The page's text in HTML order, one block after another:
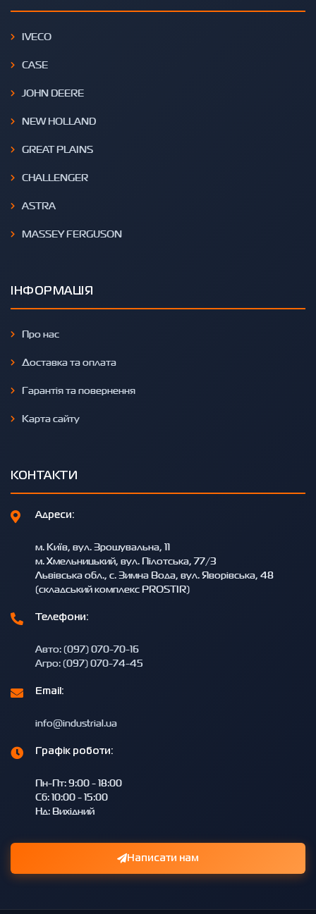
IVECO
CASE
JOHN DEERE
NEW HOLLAND
GREAT PLAINS
CHALLENGER
ASTRA
MASSEY FERGUSON
ІНФОРМАЦІЯ
Про нас
Доставка та оплата
Гарантія та повернення
Карта сайту
КОНТАКТИ
Адреси:
м. Київ, вул. Зрошувальна, 11
м. Хмельницький, вул. Пілотська, 77/3
Львівська обл., с. Зимна Вода, вул. Яворівська, 48
(складський комплекс PROSTIR)
Телефони:
Авто: (097) 070-70-16
Агро: (097) 070-74-45
Email:
info@industrial.ua
Графік роботи:
Пн-Пт: 9:00 - 18:00
Сб: 10:00 - 15:00
Нд: Вихідний
Написати нам